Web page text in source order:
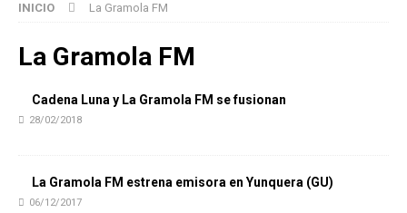
INICIO La Gramola FM
La Gramola FM
Cadena Luna y La Gramola FM se fusionan
28/02/2018
La Gramola FM estrena emisora en Yunquera (GU)
06/12/2017